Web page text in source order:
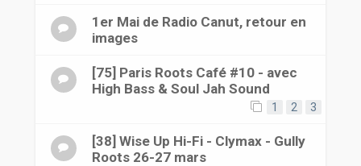
1er Mai de Radio Canut, retour en
images
[75] Paris Roots Café #10 - avec
High Bass & Soul Jah Sound
1 2 3
[38] Wise Up Hi-Fi - Clymax - Gully
Roots 26-27 mars